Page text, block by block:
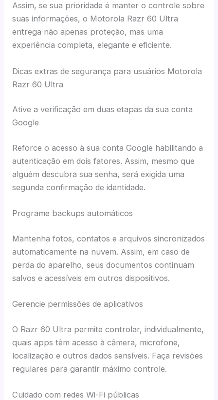
Assim, se sua prioridade é manter o controle sobre
suas informações, o Motorola Razr 60 Ultra
entrega não apenas proteção, mas uma
experiência completa, elegante e eficiente.
Dicas extras de segurança para usuários Motorola
Razr 60 Ultra
Ative a verificação em duas etapas da sua conta
Google
Reforce o acesso à sua conta Google habilitando a
autenticação em dois fatores. Assim, mesmo que
alguém descubra sua senha, será exigida uma
segunda confirmação de identidade.
Programe backups automáticos
Mantenha fotos, contatos e arquivos sincronizados
automaticamente na nuvem. Assim, em caso de
perda do aparelho, seus documentos continuam
salvos e acessíveis em outros dispositivos.
Gerencie permissões de aplicativos
O Razr 60 Ultra permite controlar, individualmente,
quais apps têm acesso à câmera, microfone,
localização e outros dados sensíveis. Faça revisões
regulares para garantir máximo controle.
Cuidado com redes Wi-Fi públicas